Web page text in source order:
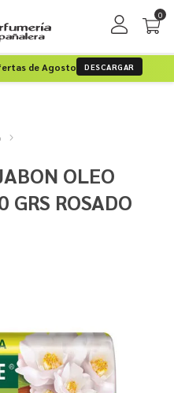
0
de Agosto DESCARGAR
OLEO
ROSADO